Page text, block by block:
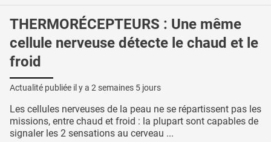
THERMORÉCEPTEURS : Une même
cellule nerveuse détecte le chaud et le
froid
Actualité publiée il y a 2 semaines 5 jours
Les cellules nerveuses de la peau ne se répartissent pas les
missions, entre chaud et froid : la plupart sont capables de
signaler les 2 sensations au cerveau ...